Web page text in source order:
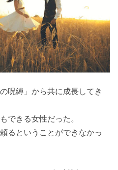
呪縛」から共に成長してき
できる女性だった。
るということができなかっ